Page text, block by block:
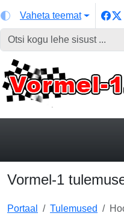
Vaheta teemat
Vormel-1
Portaal Tulemused